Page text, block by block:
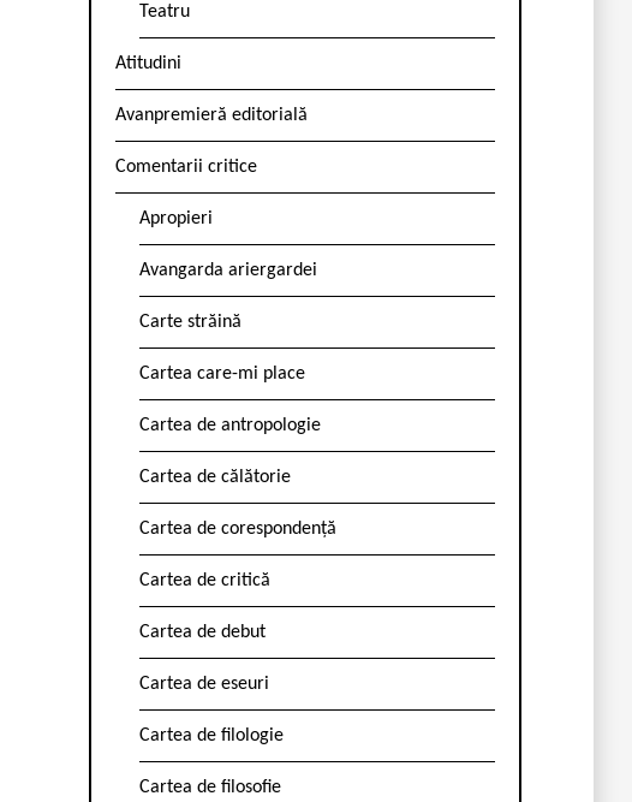
Teatru
Atitudini
Avanpremieră editorială
Comentarii critice
Apropieri
Avangarda ariergardei
Carte străină
Cartea care-mi place
Cartea de antropologie
Cartea de călătorie
Cartea de corespondență
Cartea de critică
Cartea de debut
Cartea de eseuri
Cartea de filologie
Cartea de filosofie